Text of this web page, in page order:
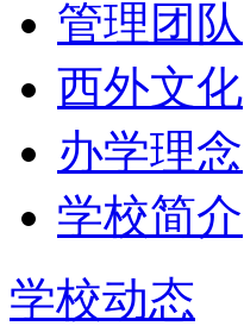
管理团队
西外文化
办学理念
学校简介
学校动态